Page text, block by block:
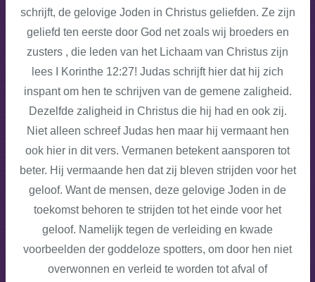
schrijft, de gelovige Joden in Christus geliefden. Ze zijn
geliefd ten eerste door God net zoals wij broeders en
zusters , die leden van het Lichaam van Christus zijn
lees I Korinthe 12:27! Judas schrijft hier dat hij zich
inspant om hen te schrijven van de gemene zaligheid.
Dezelfde zaligheid in Christus die hij had en ook zij.
Niet alleen schreef Judas hen maar hij vermaant hen
ook hier in dit vers. Vermanen betekent aansporen tot
beter. Hij vermaande hen dat zij bleven strijden voor het
geloof. Want de mensen, deze gelovige Joden in de
toekomst behoren te strijden tot het einde voor het
geloof. Namelijk tegen de verleiding en kwade
voorbeelden der goddeloze spotters, om door hen niet
overwonnen en verleid te worden tot afval of